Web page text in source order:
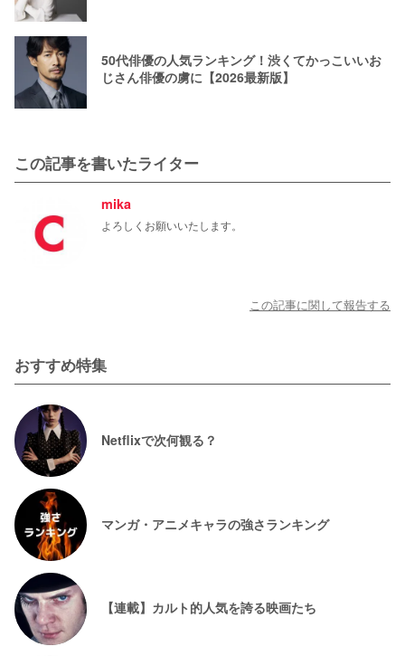
50代俳優の人気ランキング！渋くてかっこいいお
じさん俳優の虜に【2026最新版】
この記事を書いたライター
mika
よろしくお願いいたします。
この記事に関して報告する
おすすめ特集
Netflixで次何観る？
マンガ・アニメキャラの強さランキング
【連載】カルト的人気を誇る映画たち